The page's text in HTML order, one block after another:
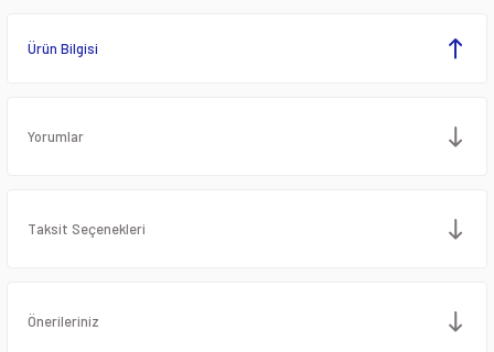
Ürün Bilgisi
Yorumlar
Taksit Seçenekleri
Önerileriniz